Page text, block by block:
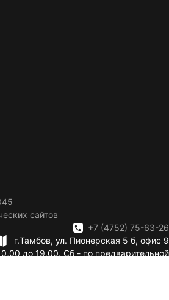
сайтов
+7 (4752) 75-63-26
г.Тамбов, ул. Пионерская 5 б, офис 9
до 19,00. Сб - по предварительной